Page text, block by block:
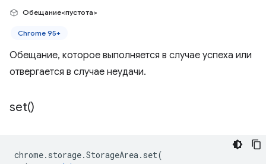
Обещание<пустота>
Chrome 95+
Обещание, которое выполняется в случае успеха или
отвергается в случае неудачи.
set()
chrome. storage.StorageArea. set(